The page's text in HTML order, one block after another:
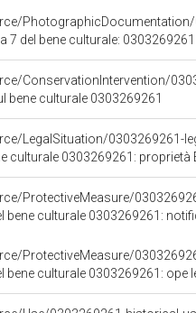
del bene culturale: 0303269261
ConservationIntervention/
bene culturale 0303269261
culturale 0303269261: proprietà
ProtectiveMeasure/
bene culturale 0303269261:
ProtectiveMeasure/
bene culturale 0303269261: ope